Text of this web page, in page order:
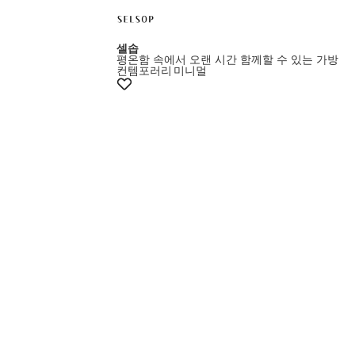
셀솝
평온함 속에서 오랜 시간 함께할 수 있는 가방
컨템포러리 미니멀